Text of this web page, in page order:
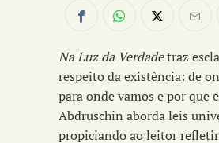
Na Luz da Verdadetraz
respeito da existência: de
para onde vamos e por que
Abdruschin aborda leis
propiciando ao leitor